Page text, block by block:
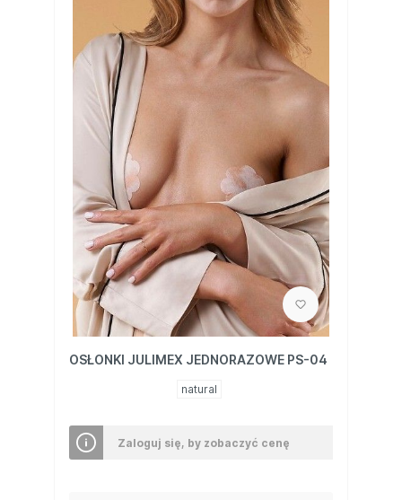
OSŁONKI JULIMEX JEDNORAZOWE PS-04
natural
Zaloguj się, by zobaczyć cenę